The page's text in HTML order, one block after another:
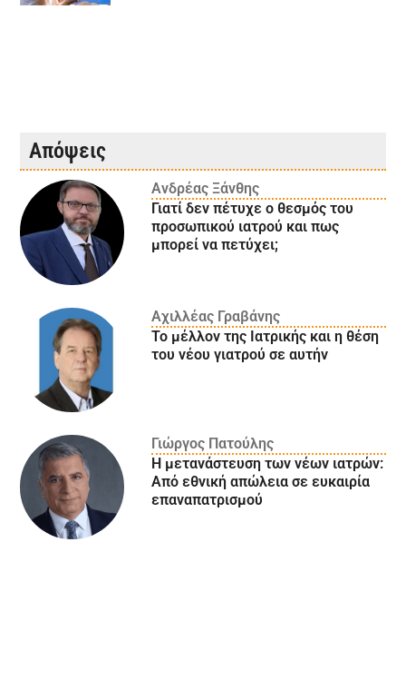
Απόψεις
Ανδρέας Ξάνθης
Γιατί δεν πέτυχε ο θεσμός του
προσωπικού ιατρού και πως
μπορεί να πετύχει;
Αχιλλέας Γραβάνης
Το μέλλον της Ιατρικής και η θέση
του νέου γιατρού σε αυτήν
Γιώργος Πατούλης
Η μετανάστευση των νέων ιατρών:
Aπό εθνική απώλεια σε ευκαιρία
επαναπατρισμού